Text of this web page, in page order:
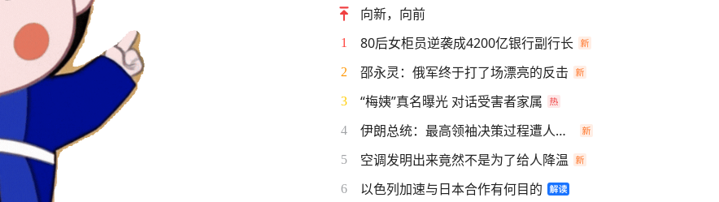
向新，向前
1 80后女柜员逆袭成4200亿银行副行长
2 邵永灵：俄军终于打了场漂亮的反击
3 “梅姨”真名曝光 对话受害者家属
4 伊朗总统：最高领袖决策过程遭人利用
5 空调发明出来竟然不是为了给人降温
6 以色列加速与日本合作有何目的